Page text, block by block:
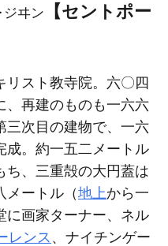
ヰン
【セントポー
リスト教寺院。六〇四
、再建のものも一六六
三次目の建物で、一六
成。約一五二メートル
ち、三重殻の大円蓋は
メートル（地上から一
に画家ターナー、ネル
レンス 、ナイチンゲー